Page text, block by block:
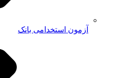
آزمون استخدامی بانک